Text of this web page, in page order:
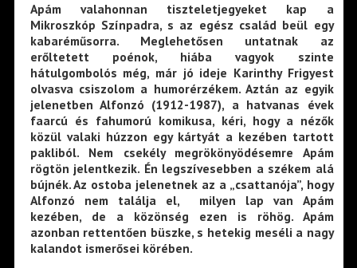
Apám valahonnan tiszteletjegyeket kap a
Mikroszkóp Színpadra, s az egész család beül egy
kabaréműsorra. Meglehetősen untatnak az
erőltetett poénok, hiába vagyok szinte
hátulgombolós még, már jó ideje Karinthy Frigyest
olvasva csiszolom a humorérzékem. Aztán az egyik
jelenetben Alfonzó (1912-1987), a hatvanas évek
faarcú és fahumorú komikusa, kéri, hogy a nézők
közül valaki húzzon egy kártyát a kezében tartott
pakliból. Nem csekély megrökönyödésemre Apám
rögtön jelentkezik. Én legszívesebben a székem alá
bújnék. Az ostoba jelenetnek az a „csattanója”, hogy
Alfonzó nem találja el, milyen lap van Apám
kezében, de a közönség ezen is röhög. Apám
azonban rettentően büszke, s hetekig meséli a nagy
kalandot ismerősei körében.